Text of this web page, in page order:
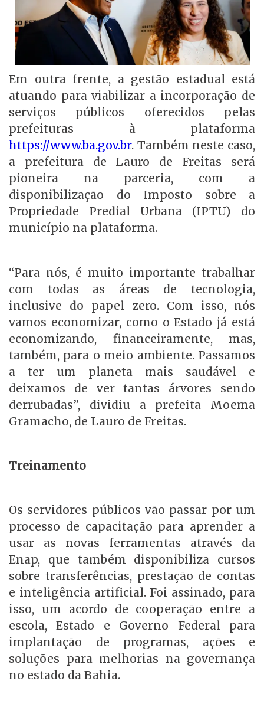
Em outra frente, a gestão estadual está
atuando para viabilizar a incorporação de
serviços públicos oferecidos pelas
prefeituras à plataforma
https://www.ba.gov.br. Também neste caso,
a prefeitura de Lauro de Freitas será
pioneira na parceria, com a
disponibilização do Imposto sobre a
Propriedade Predial Urbana (IPTU) do
município na plataforma.
“Para nós, é muito importante trabalhar
com todas as áreas de tecnologia,
inclusive do papel zero. Com isso, nós
vamos economizar, como o Estado já está
economizando, financeiramente, mas,
também, para o meio ambiente. Passamos
a ter um planeta mais saudável e
deixamos de ver tantas árvores sendo
derrubadas”, dividiu a prefeita Moema
Gramacho, de Lauro de Freitas.
Treinamento
Os servidores públicos vão passar por um
processo de capacitação para aprender a
usar as novas ferramentas através da
Enap, que também disponibiliza cursos
sobre transferências, prestação de contas
e inteligência artificial. Foi assinado, para
isso, um acordo de cooperação entre a
escola, Estado e Governo Federal para
implantação de programas, ações e
soluções para melhorias na governança
no estado da Bahia.